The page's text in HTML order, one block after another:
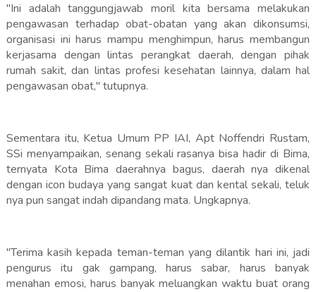
"Ini adalah tanggungjawab moril kita bersama melakukan
pengawasan terhadap obat-obatan yang akan dikonsumsi,
organisasi ini harus mampu menghimpun, harus membangun
kerjasama dengan lintas perangkat daerah, dengan pihak
rumah sakit, dan lintas profesi kesehatan lainnya, dalam hal
pengawasan obat," tutupnya.
Sementara itu, Ketua Umum PP IAI, Apt Noffendri Rustam,
SSi menyampaikan, senang sekali rasanya bisa hadir di Bima,
ternyata Kota Bima daerahnya bagus, daerah nya dikenal
dengan icon budaya yang sangat kuat dan kental sekali, teluk
nya pun sangat indah dipandang mata. Ungkapnya.
"Terima kasih kepada teman-teman yang dilantik hari ini, jadi
pengurus itu gak gampang, harus sabar, harus banyak
menahan emosi, harus banyak meluangkan waktu buat orang